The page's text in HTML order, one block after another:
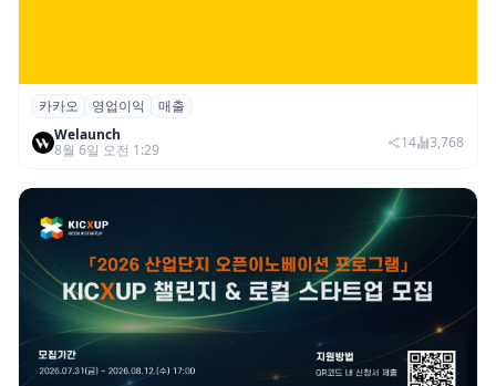
카카오, 2026년 2분기 매출 2조985억·영업
이익 2770억…역대 분기 최대
카카오 영업이익
매출
Welaunch
8월 6일 오전 1:29
14 3,768